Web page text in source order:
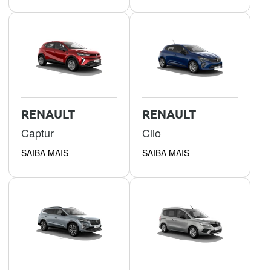
RENAULT
Captur
SAIBA MAIS
RENAULT
Clio
SAIBA MAIS